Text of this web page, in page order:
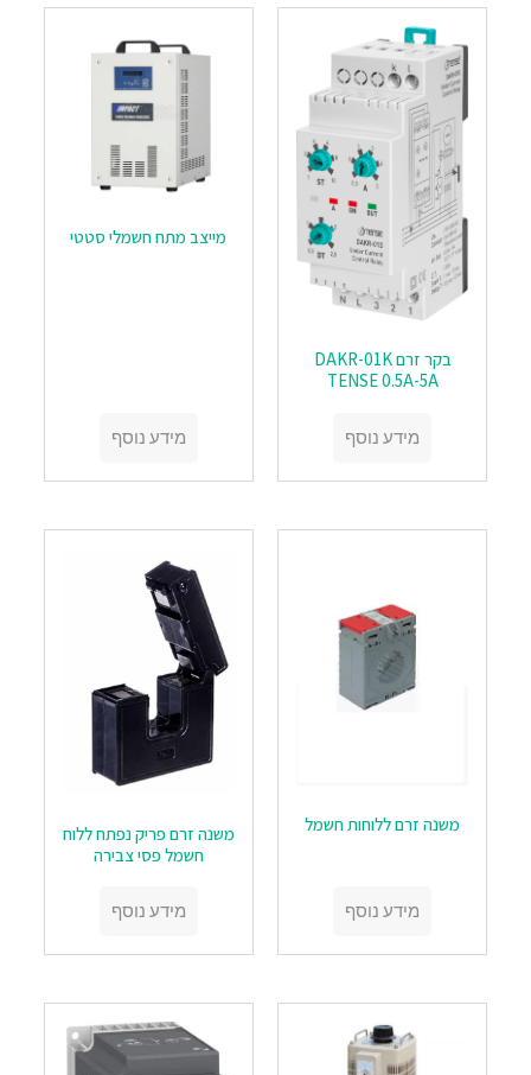
בקר זרם DAKR-01K
TENSE 0.5A-5A
מידע נוסף
מייצב מתח חשמלי סטטי
מידע נוסף
משנה זרם ללוחות חשמל
מידע נוסף
‏‏משנה זרם פריק נפתח ללוח
חשמל פסי צבירה
מידע נוסף